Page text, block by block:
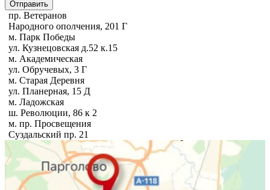
пр. Ветеранов
Народного ополчения, 201 Г
м. Парк Победы
ул. Кузнецовская д.52 к.15
м. Академическая
ул. Обручевых, 3 Г
м. Старая Деревня
ул. Планерная, 15 Д
м. Ладожская
ш. Революции, 86 к 2
м. пр. Просвещения
Суздальский пр. 21